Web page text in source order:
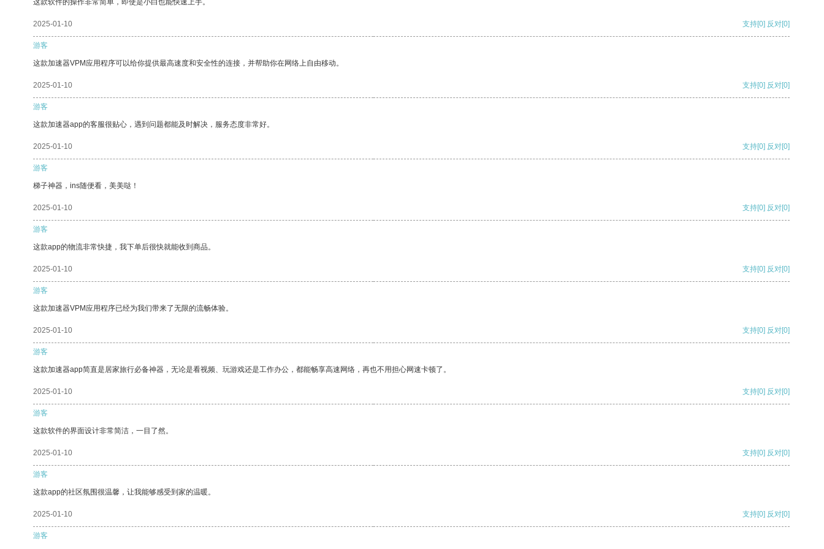
这款软件的操作非常简单，即使是小白也能快速上手。
2025-01-10 支持[0] 反对[0]
游客
这款加速器VPM应用程序可以给你提供最高速度和安全性的连接，并帮助你在网络上自由移动。
2025-01-10 支持[0] 反对[0]
游客
这款加速器app的客服很贴心，遇到问题都能及时解决，服务态度非常好。
2025-01-10 支持[0] 反对[0]
游客
梯子神器，ins随便看，美美哒！
2025-01-10 支持[0] 反对[0]
游客
这款app的物流非常快捷，我下单后很快就能收到商品。
2025-01-10 支持[0] 反对[0]
游客
这款加速器VPM应用程序已经为我们带来了无限的流畅体验。
2025-01-10 支持[0] 反对[0]
游客
这款加速器app简直是居家旅行必备神器，无论是看视频、玩游戏还是工作办公，都能畅享高速网络，再也不用担心网速卡顿了。
2025-01-10 支持[0] 反对[0]
游客
这款软件的界面设计非常简洁，一目了然。
2025-01-10 支持[0] 反对[0]
游客
这款app的社区氛围很温馨，让我能够感受到家的温暖。
2025-01-10 支持[0] 反对[0]
游客